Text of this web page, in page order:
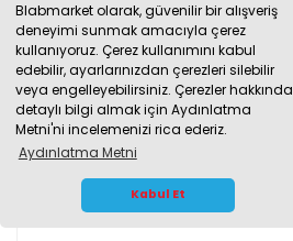
Blabmarket olarak, güvenilir bir alışveriş
deneyimi sunmak amacıyla çerez
kullanıyoruz. Çerez kullanımını kabul
edebilir, ayarlarınızdan çerezleri silebilir
veya engelleyebilirsiniz. Çerezler hakkında
detaylı bilgi almak için Aydınlatma
Metni'ni incelemenizi rica ederiz.
Aydınlatma Metni
Kabul Et
WHATSAPP İLETİŞİM